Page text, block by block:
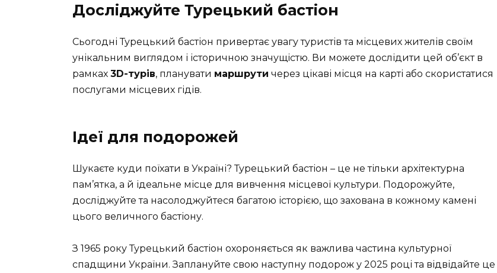
Досліджуйте Турецький бастіон
Сьогодні Турецький бастіон привертає увагу туристів та місцевих жителів своїм
унікальним виглядом і історичною значущістю. Ви можете дослідити цей об’єкт в
рамках 3D-турів, планувати маршрути через цікаві місця на карті або скористатися
послугами місцевих гідів.
Ідеї для подорожей
Шукаєте куди поїхати в Україні? Турецький бастіон – це не тільки архітектурна
пам’ятка, а й ідеальне місце для вивчення місцевої культури. Подорожуйте,
досліджуйте та насолоджуйтеся багатою історією, що захована в кожному камені
цього величного бастіону.
З 1965 року Турецький бастіон охороняється як важлива частина культурної
спадщини України. Заплануйте свою наступну подорож у 2025 році та відвідайте це